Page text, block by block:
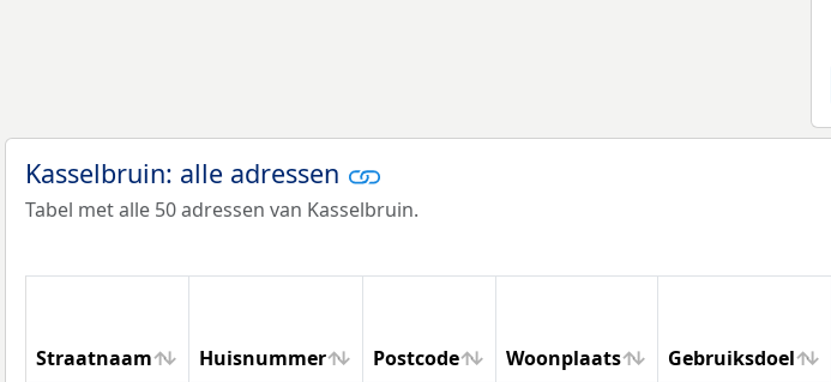
Kasselbruin: alle adressen
Tabel met alle 50 adressen van Kasselbruin.
Straatnaam Huisnummer Postcode Woonplaats Gebruiksdoel